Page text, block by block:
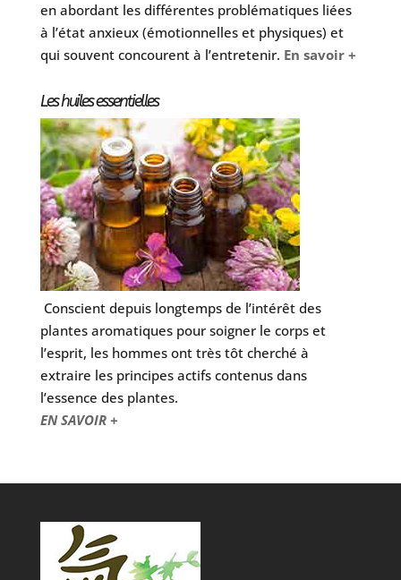
en abordant les différentes problématiques liées
à l’état anxieux (émotionnelles et physiques) et
qui souvent concourent à l’entretenir. En savoir +
Les huiles essentielles
Conscient depuis longtemps de l’intérêt des
plantes aromatiques pour soigner le corps et
l’esprit, les hommes ont très tôt cherché à
extraire les principes actifs contenus dans
l’essence des plantes.
EN SAVOIR +